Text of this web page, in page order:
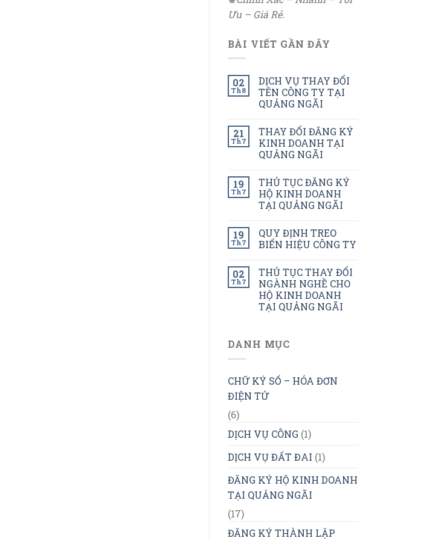
Ưu – Giá Rẻ.
BÀI VIẾT GẦN ĐÂY
02
Th8
DỊCH VỤ THAY ĐỔI
TÊN CÔNG TY TẠI
QUẢNG NGÃI
21
Th7
THAY ĐỔI ĐĂNG KÝ
KINH DOANH TẠI
QUẢNG NGÃI
19
Th7
THỦ TỤC ĐĂNG KÝ
HỘ KINH DOANH
TẠI QUẢNG NGÃI
19
Th7
QUY ĐỊNH TREO
BIỂN HIỆU CÔNG TY
02
Th7
THỦ TỤC THAY ĐỔI
NGÀNH NGHỀ CHO
HỘ KINH DOANH
TẠI QUẢNG NGÃI
DANH MỤC
CHỮ KÝ SỐ – HÓA ĐƠN
ĐIỆN TỬ
(6)
DỊCH VỤ CÔNG (1)
DỊCH VỤ ĐẤT ĐAI (1)
ĐĂNG KÝ HỘ KINH DOANH
TẠI QUẢNG NGÃI
(17)
ĐĂNG KÝ THÀNH LẬP